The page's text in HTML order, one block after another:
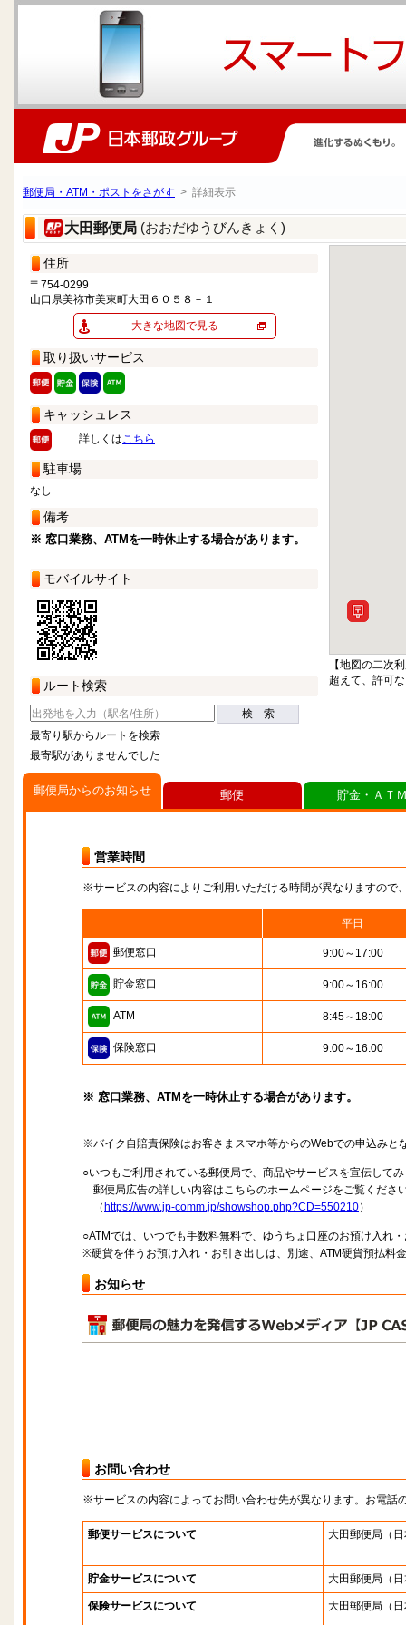
郵便局・ATM・ポストをさがす > 詳細表示
大田郵便局 (おおだゆうびんきょく)
住所
〒754-0299
山口県美祢市美東町大田６０５８－１
大きな地図で見る
取り扱いサービス
キャッシュレス
詳しくはこちら
駐車場
なし
備考
※ 窓口業務、ATMを一時休止する場合があります。
モバイルサイト
ルート検索
検 索
最寄り駅からルートを検索
最寄駅がありませんでした
【地図の二次
超えて、許可
郵便局からのお知らせ
営業時間
※サービスの内容によりご利用いただける時間が異なりますので
平日
郵便窓口 9:00～17:00
貯金窓口 9:00～16:00
ATM 8:45～18:00
保険窓口 9:00～16:00
※ 窓口業務、ATMを一時休止する場合があります。
※バイク自賠責保険はお客さまスマホ等からのWebでの申込みと
○いつもご利用されている郵便局で、商品やサービスを宣伝して
郵便局広告の詳しい内容はこちらのホームページをご覧くださ
（ https://www.jp-comm.jp/showshop.php?CD=550210）
○ATMでは、いつでも手数料無料で、ゆうちょ口座のお預け入れ
※硬貨を伴うお預け入れ・お引き出しは、別途、ATM硬貨預払料
お知らせ
お問い合わせ
※サービスの内容によってお問い合わせ先が異なります。お電話
郵便サービスについて 大田郵便局 （
貯金サービスについて 大田郵便局 （
保険サービスについて 大田郵便局 （
郵便 貯金・ＡＴ